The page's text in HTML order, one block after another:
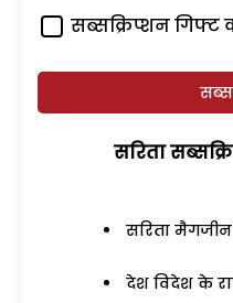
सब्सक्रिप्शन गिफ्ट
सरिता
सरिता
देश विदेश के